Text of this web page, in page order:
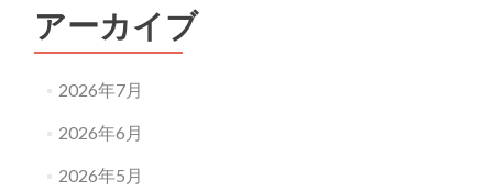
アーカイブ
2026年7月
2026年6月
2026年5月